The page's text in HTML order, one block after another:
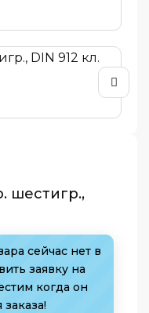
шестигр.,
сейчас нет в
заявку на
когда он